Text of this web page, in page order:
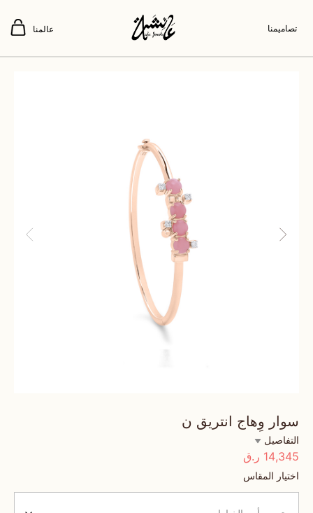
تصاميمنا عالمنا
سوار وِهاج انتريق ن
التفاصيل
14,345 ر.ق
اختيار المقاس